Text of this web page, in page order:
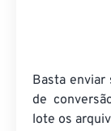
Basta enviar
de
lote os